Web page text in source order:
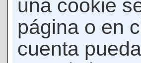
una cookie
página o en
cuenta